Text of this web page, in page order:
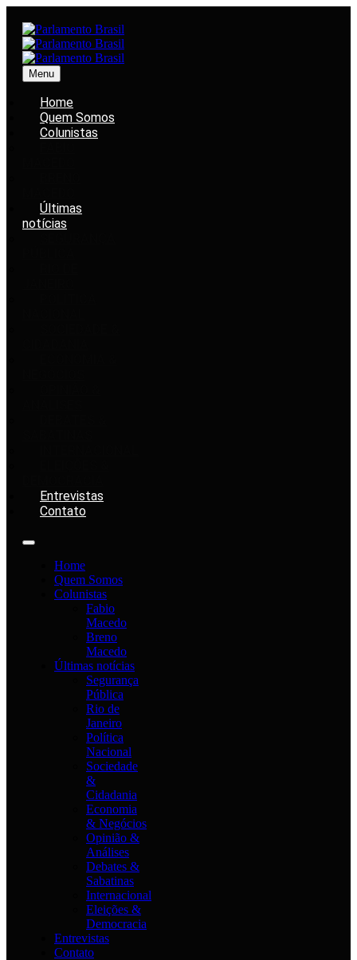
Menu
Home
Quem Somos
Colunistas
Últimas
notícias
Entrevistas
Contato
Home
Quem Somos
Colunistas
Fabio
Macedo
Breno
Macedo
Últimas notícias
Segurança
Pública
Rio de
Janeiro
Política
Nacional
Sociedade
&
Cidadania
Economia
& Negócios
Opinião &
Análises
Debates &
Sabatinas
Internacional
Eleições &
Democracia
Entrevistas
Contato